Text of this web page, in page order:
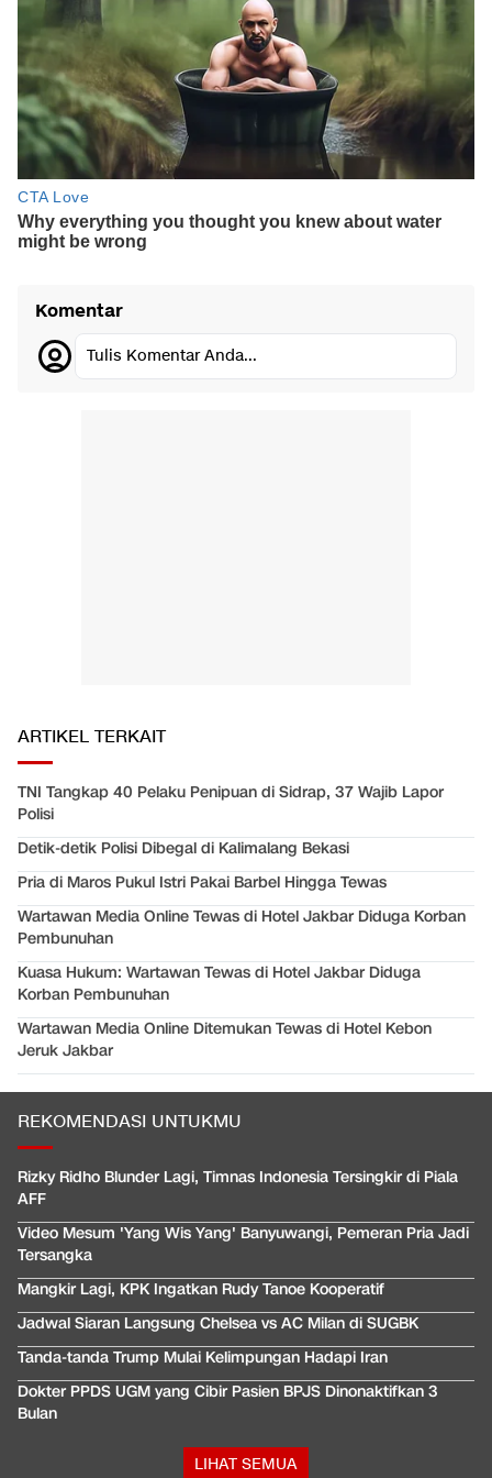
Komentar
Tulis Komentar Anda...
ARTIKEL TERKAIT
TNI Tangkap 40 Pelaku Penipuan di Sidrap, 37 Wajib Lapor
Polisi
Detik-detik Polisi Dibegal di Kalimalang Bekasi
Pria di Maros Pukul Istri Pakai Barbel Hingga Tewas
Wartawan Media Online Tewas di Hotel Jakbar Diduga Korban
Pembunuhan
Kuasa Hukum: Wartawan Tewas di Hotel Jakbar Diduga
Korban Pembunuhan
Wartawan Media Online Ditemukan Tewas di Hotel Kebon
Jeruk Jakbar
REKOMENDASI UNTUKMU
Rizky Ridho Blunder Lagi, Timnas Indonesia Tersingkir di Piala
AFF
Video Mesum 'Yang Wis Yang' Banyuwangi, Pemeran Pria Jadi
Tersangka
Mangkir Lagi, KPK Ingatkan Rudy Tanoe Kooperatif
Jadwal Siaran Langsung Chelsea vs AC Milan di SUGBK
Tanda-tanda Trump Mulai Kelimpungan Hadapi Iran
Dokter PPDS UGM yang Cibir Pasien BPJS Dinonaktifkan 3
Bulan
LIHAT SEMUA